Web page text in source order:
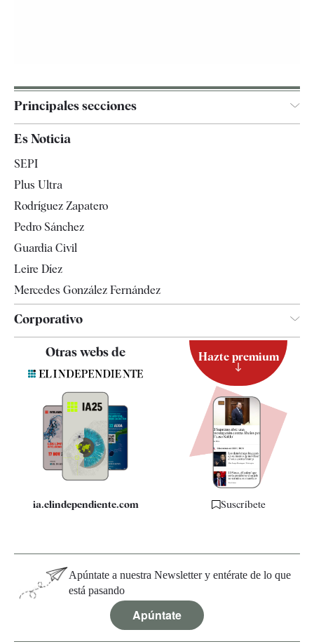
Principales secciones
Televisión
Es Noticia
SEPI
Plus Ultra
Rodríguez Zapatero
Pedro Sánchez
Guardia Civil
Leire Díez
Mercedes González Fernández
Corporativo
Quiénes somos
Especificaciones
Otras webs de
ia.elindependiente.com
Hazte premium
Suscríbete
Apúntate a nuestra Newsletter y entérate de lo que
está pasando
Apúntate